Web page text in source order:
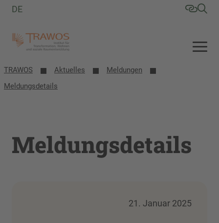
DE
TRAWOS Aktuelles
Meldungen
Meldungsdetails
Meldungsdetails
21. Januar 2025